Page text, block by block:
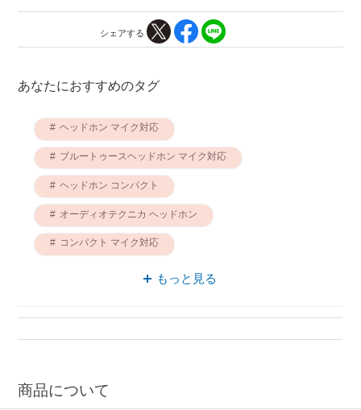
シェアする
あなたにおすすめのタグ
ヘッドホン マイク対応
ブルートゥースヘッドホン マイク対応
ヘッドホン コンパクト
オーディオテクニカ ヘッドホン
コンパクト マイク対応
マイク対応 オーディオテクニカ
コンパクト オーディオテクニカ
もっと見る
商品について